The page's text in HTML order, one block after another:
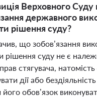
Верховного
державного
рішення суду?
що зобов’язання
рішення суду не є
стягувача, натомість
дії або
його обов’язок